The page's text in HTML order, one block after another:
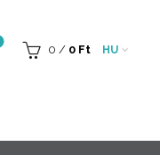
0 / 0 Ft HU